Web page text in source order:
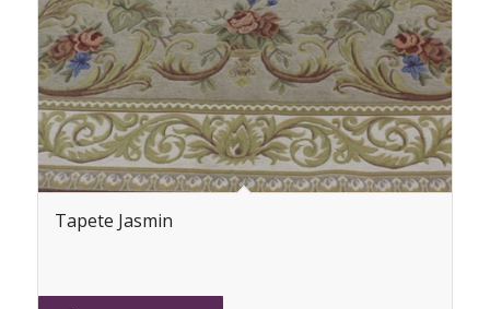
Tapete Jasmin